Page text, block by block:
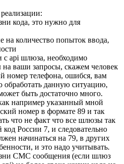
кода, это нужно для
на количество попыток ввода,
с api шлюза, необходимо
на ваши запросы, скажем человек
номер телефона, ошибся, вам
обработать данную ситуацию,
быть достаточно много.
например указанный мной
номер в формате 89 и так
что не факт что все шлюзы так
России 7, и следовательно
начинаться на 79, в других
и это надо учитывать.
СМС сообщения (если шлюз